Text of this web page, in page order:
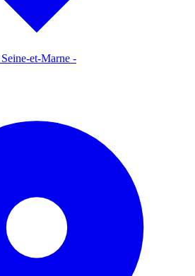
Seine-et-Marne -